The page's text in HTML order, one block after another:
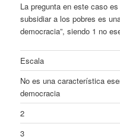
La pregunta en este caso
subsidiar a los pobres es
democracia”, siendo 1 no
Escala
No es una característica
democracia
2
3